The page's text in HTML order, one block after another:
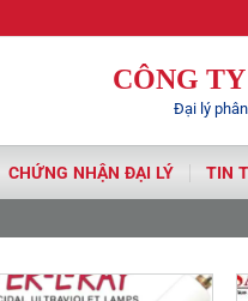
CÔNG
Đại lý
CHỨNG NHẬN ĐẠI LÝ TIN